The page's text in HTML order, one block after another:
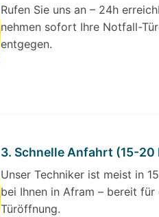
Rufen Sie uns an – 24h
nehmen sofort Ihre Notfall-
entgegen.
3. Schnelle Anfahrt (15-20
Unser Techniker ist meist in
bei Ihnen in Afram – bereit
Türöffnung.